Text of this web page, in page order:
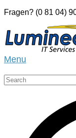
Skip
content
Fragen? (0 81 04)
Home
Menu